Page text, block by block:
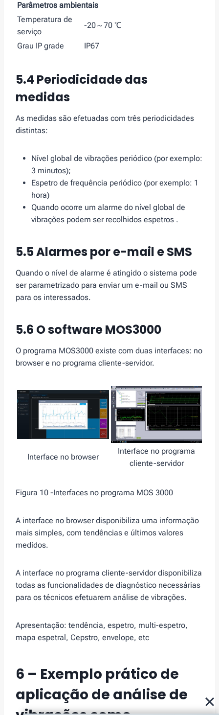
Parâmetros ambientais
Temperatura de
serviço
-20～70 ℃
Grau IP grade IP67
5.4 Periodicidade das
medidas
As medidas são efetuadas com três periodicidades
distintas:
Nível global de vibrações periódico (por exemplo:
3 minutos);
Espetro de frequência periódico (por exemplo: 1
hora)
Quando ocorre um alarme do nível global de
vibrações podem ser recolhidos espetros .
5.5 Alarmes por e-mail e SMS
Quando o nível de alarme é atingido o sistema pode
ser parametrizado para enviar um e-mail ou SMS
para os interessados.
5.6 O software MOS3000
O programa MOS3000 existe com duas interfaces: no
browser e no programa cliente-servidor.
Interface no browser
Interface no programa
cliente-servidor
Figura 10 -Interfaces no programa MOS 3000
A interface no browser disponibiliza uma informação
mais simples, com tendências e últimos valores
medidos.
A interface no programa cliente-servidor disponibiliza
todas as funcionalidades de diagnóstico necessárias
para os técnicos efetuarem análise de vibrações.
Apresentação: tendência, espetro, multi-espetro,
mapa espetral, Cepstro, envelope, etc
6 – Exemplo prático de
aplicação de análise de